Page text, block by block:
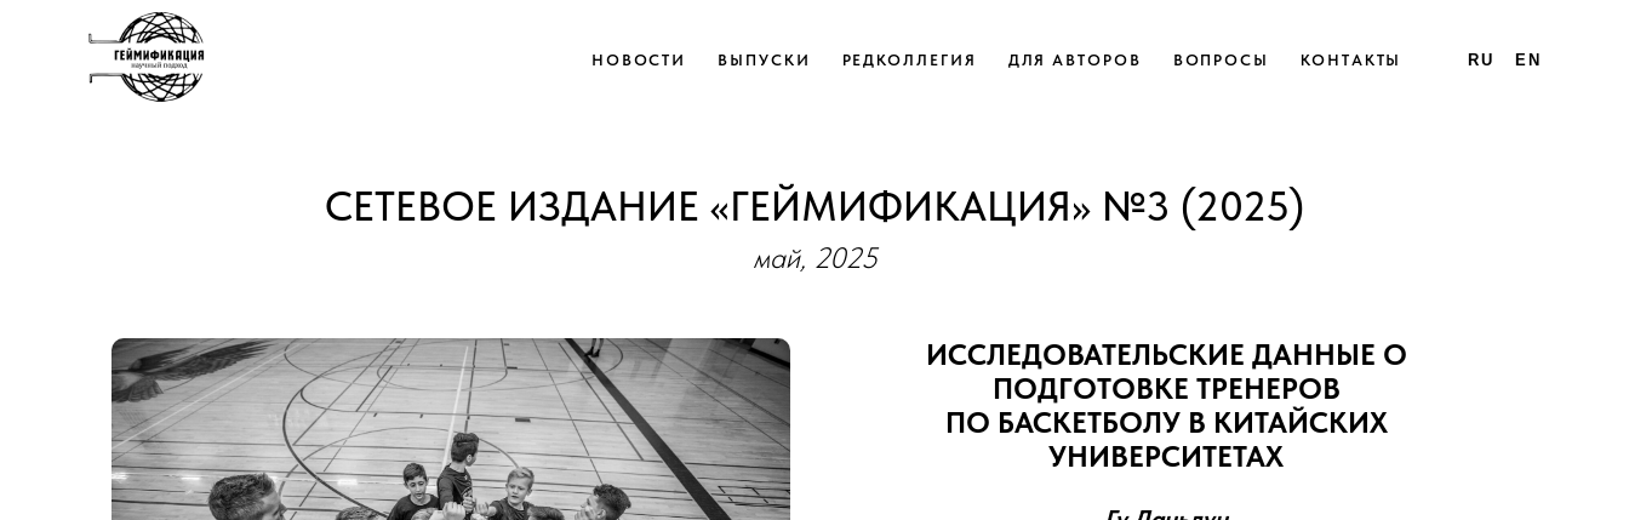
НОВОСТИ ВЫПУСКИ РЕДКОЛЛЕГИЯ ДЛЯ АВТОРОВ ВОПРОСЫ КОНТАКТЫ RU EN
СЕТЕВОЕ ИЗДАНИЕ «ГЕЙМИФИКАЦИЯ» №3 (2025)
май, 2025
ИССЛЕДОВАТЕЛЬСКИЕ ДАННЫЕ О
ПОДГОТОВКЕ ТРЕНЕРОВ
ПО БАСКЕТБОЛУ В КИТАЙСКИХ
УНИВЕРСИТЕТАХ